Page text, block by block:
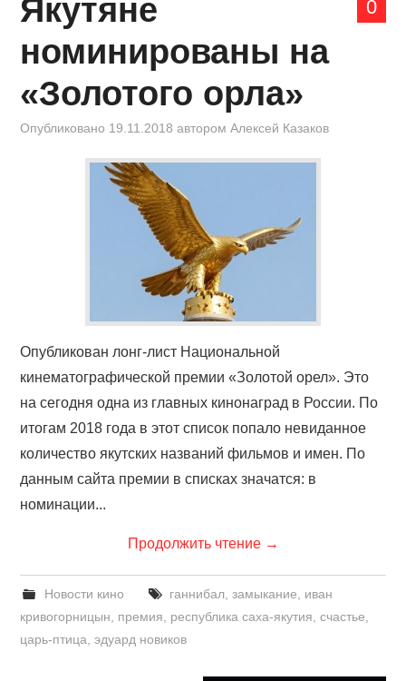
ФИЛЬМЫ
КОНТАКТЫ
0
Якутяне
номинированы на
«Золотого орла»
Опубликовано 19.11.2018 авторомАлексей Казаков
Опубликован лонг-лист Национальной
кинематографической премии «Золотой орел». Это
на сегодня одна из главных кинонаград в России. По
итогам 2018 года в этот список попало невиданное
количество якутских названий фильмов и имен. По
данным сайта премии в списках значатся: в
номинации...
Продолжить чтение →
Новости кино ганнибал замыкание
иван
кривогорницын
премия республика саха-якутия ,счастье
царь-птица ,эдуард новиков